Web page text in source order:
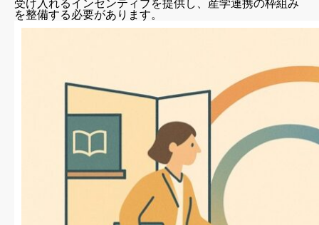
受け入れるインセンティブを提供し、産学連携の枠組み
を整備する必要があります。